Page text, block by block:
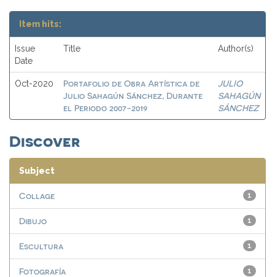
Item hits:
Issue
Date
Title Author(s)
Oct-2020
Portafolio de Obra Artística de
Julio Sahagún Sánchez, Durante
el Periodo 2007-2019
JULIO
SAHAGÚN
SÁNCHEZ
Discover
Subject
1
Collage
1
Dibujo
1
Escultura
1
Fotografía